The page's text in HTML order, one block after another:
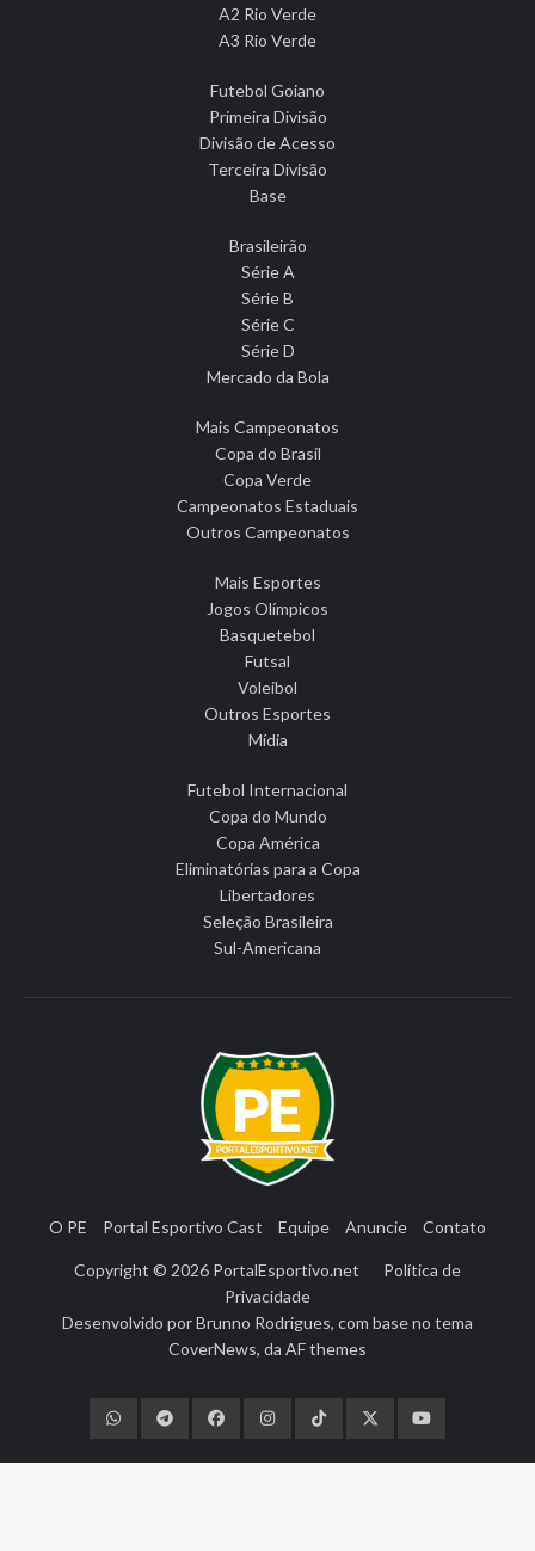
A2 Rio Verde
A3 Rio Verde
Futebol Goiano
Primeira Divisão
Divisão de Acesso
Terceira Divisão
Base
Brasileirão
Série A
Série B
Série C
Série D
Mercado da Bola
Mais Campeonatos
Copa do Brasil
Copa Verde
Campeonatos Estaduais
Outros Campeonatos
Mais Esportes
Jogos Olímpicos
Basquetebol
Futsal
Voleibol
Outros Esportes
Mídia
Futebol Internacional
Copa do Mundo
Copa América
Eliminatórias para a Copa
Libertadores
Seleção Brasileira
Sul-Americana
O PE Portal Esportivo Cast Equipe Anuncie Contato
Copyright © 2026 PortalEsportivo.net
Política de
Privacidade
Desenvolvido porBrunno Rodrigues, com base no tema
CoverNews, da AF themes